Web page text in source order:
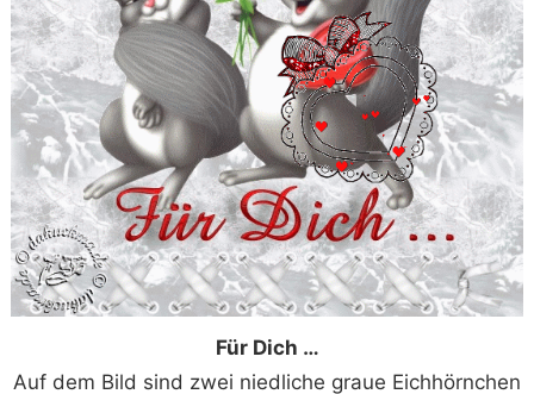
Für Dich …
Auf dem Bild sind zwei niedliche graue Eichhörnchen